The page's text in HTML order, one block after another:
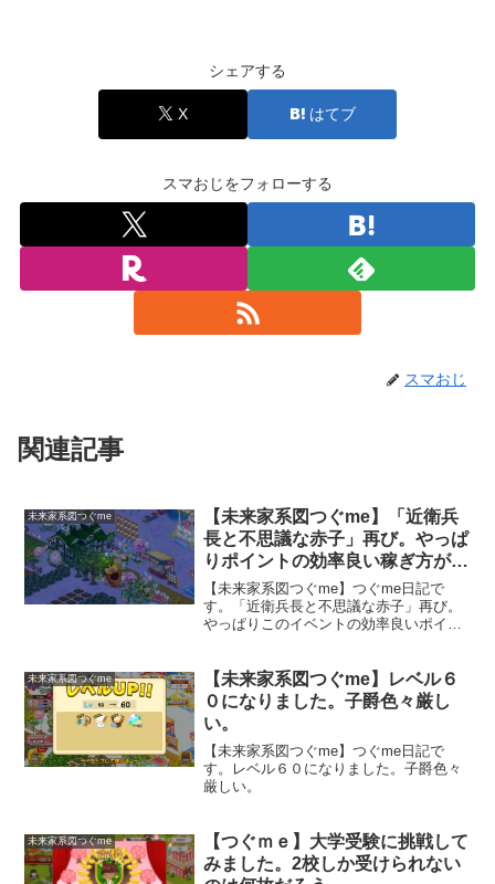
シェアする
X はてブ
スマおじをフォローする
スマおじ
関連記事
未来家系図つぐme
【未来家系図つぐme】「近衛兵
長と不思議な赤子」再び。やっぱ
りポイントの効率良い稼ぎ方がわ
からない。
【未来家系図つぐme】つぐme日記で
す。「近衛兵長と不思議な赤子」再び。
やっぱりこのイベントの効率良いポイン
が、大学受験できるようになったら、何
をして稼ぐのが良いのかな。受験を何度
もして差し入れでポイントを稼いだりす
るのが良いのかとか色々考えましたが、
それってかなり大変ですよね。
未来家系図つぐme
【未来家系図つぐme】レベル６
０になりました。子爵色々厳し
い。
【未来家系図つぐme】つぐme日記で
す。レベル６０になりました。子爵色々
厳しい。
未来家系図つぐme
【つぐｍｅ】大学受験に挑戦して
みました。2校しか受けられない